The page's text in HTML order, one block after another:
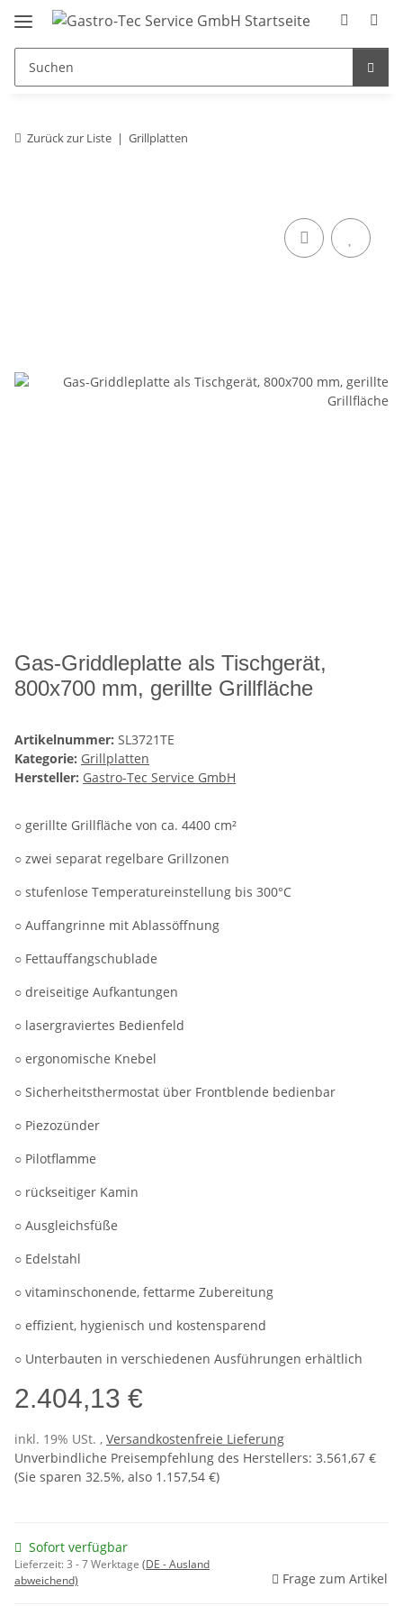
Zurück zur Liste Grillplatten
Gas-Griddleplatte als Tischgerät,
800x700 mm, gerillte Grillfläche
Artikelnummer: SL3721TE
Kategorie: Grillplatten
Hersteller: Gastro-Tec Service GmbH
○ gerillte Grillfläche von ca. 4400 cm²
○ zwei separat regelbare Grillzonen
○ stufenlose Temperatureinstellung bis 300°C
○ Auffangrinne mit Ablassöffnung
○ Fettauffangschublade
○ dreiseitige Aufkantungen
○ lasergraviertes Bedienfeld
○ ergonomische Knebel
○ Sicherheitsthermostat über Frontblende bedienbar
○ Piezozünder
○ Pilotflamme
○ rückseitiger Kamin
○ Ausgleichsfüße
○ Edelstahl
○ vitaminschonende, fettarme Zubereitung
○ effizient, hygienisch und kostensparend
○ Unterbauten in verschiedenen Ausführungen erhältlich
2.404,13 €
inkl. 19% USt. , Versandkostenfreie Lieferung
Unverbindliche Preisempfehlung des Herstellers: 3.561,67 €
(Sie sparen 32.5%, also 1.157,54 €)
Sofort verfügbar
Lieferzeit:3 - 7 Werktage (DE - Ausland
abweichend)
Frage zum Artikel